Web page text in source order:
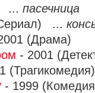
... пасечница
...
(Драма)
- 2001
- 1999